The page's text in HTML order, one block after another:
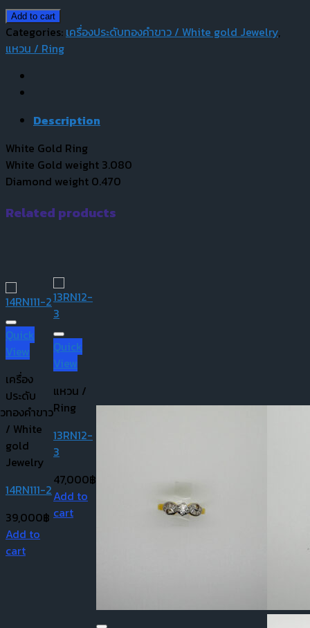
Add to cart
Categories: เครื่องประดับทองคำขาว / White gold Jewelry,
แหวน / Ring
Description
White Gold Ring
White Gold weight 3.080
Diamond weight 0.470
Related products
Quick
View
เครื่อง
ประดับ
ทองคำขาว
/ White
gold
Jewelry
14RN111-2
39,000฿
Add to
cart
Quick
View
แหวน /
Ring
13RN12-
3
47,000฿
Add to
cart